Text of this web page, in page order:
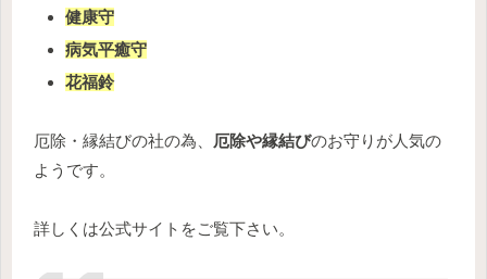
健康守
病気平癒守
花福鈴
厄除・縁結びの社の為、 厄除や縁結びのお守りが人気の
ようです。
詳しくは公式サイトをご覧下さい。